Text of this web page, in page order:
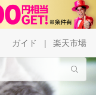
ガイド 楽天市場